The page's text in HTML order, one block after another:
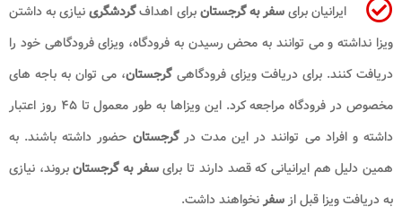
ایرانیان برایسفر به گرجستانبرای اهدافگردشگرینیازی به داشتن
ویزا نداشته و می توانند به محض رسیدن به فرودگاه، ویزای فرودگاهی خود را
دریافت کنند. برای دریافت ویزای فرودگاهیگرجستان، می توان به باجه های
مخصوص در فرودگاه مراجعه کرد. این ویزاها به طور معمول تا ۴۵ روز اعتبار
داشته و افراد می توانند در این مدت درگرجستان حضور داشته باشند. به
همین دلیل هم ایرانیانی که قصد دارند تا برایسفر به گرجستانبروند، نیازی
به دریافت ویزا قبل ازسفرنخواهند داشت.